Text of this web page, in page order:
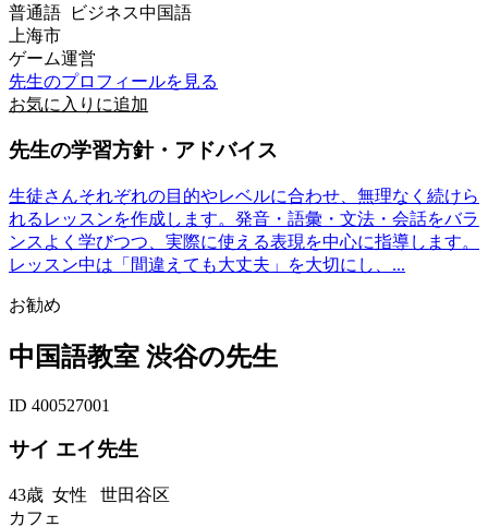
普通語 ビジネス中国語
上海市
ゲーム運営
先生のプロフィールを見る
お気に入りに追加
先生の学習方針・アドバイス
生徒さんそれぞれの目的やレベルに合わせ、無理なく続けら
れるレッスンを作成します。発音・語彙・文法・会話をバラ
ンスよく学びつつ、実際に使える表現を中心に指導します。
レッスン中は「間違えても大丈夫」を大切にし、...
お勧め
中国語教室 渋谷の先生
ID 400527001
サイ エイ先生
43歳 女性 世田谷区
カフェ